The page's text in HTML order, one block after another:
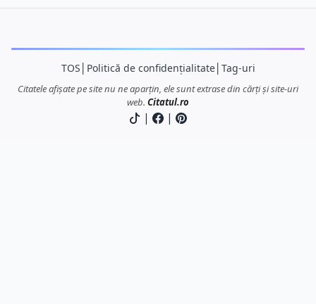
TOS Politică de confidențialitate│ Tag-uri
Citatele afișate pe site nu ne aparțin, ele sunt extrase din cărți și site-uri
web. Citatul.ro
| |